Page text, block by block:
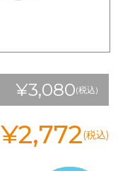
¥3,080(税込)
¥2,772(税込)